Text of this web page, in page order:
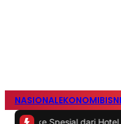
NASIONALEKONOMI